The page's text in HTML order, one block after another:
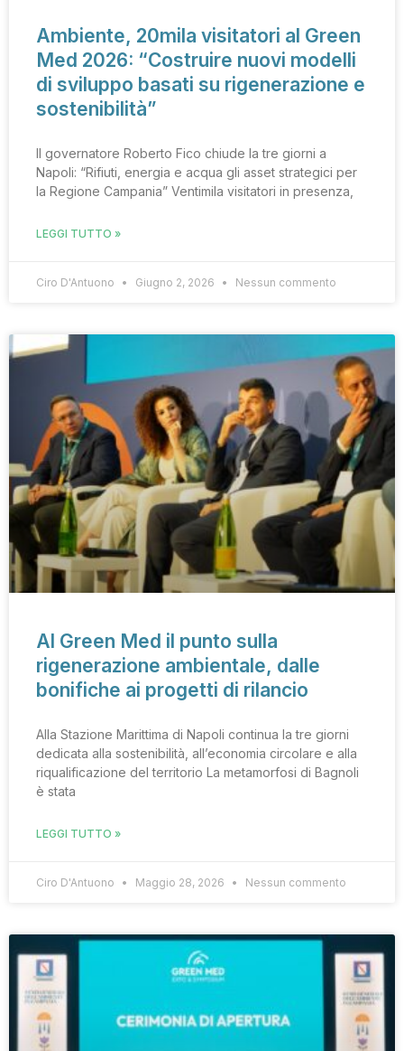
Ambiente, 20mila visitatori al Green
Med 2026: “Costruire nuovi modelli
di sviluppo basati su rigenerazione e
sostenibilità”
Il governatore Roberto Fico chiude la tre giorni a
Napoli: “Rifiuti, energia e acqua gli asset strategici per
la Regione Campania” Ventimila visitatori in presenza,
LEGGI TUTTO »
Ciro D'Antuono Giugno 2, 2026 Nessun commento
Al Green Med il punto sulla
rigenerazione ambientale, dalle
bonifiche ai progetti di rilancio
Alla Stazione Marittima di Napoli continua la tre giorni
dedicata alla sostenibilità, all’economia circolare e alla
riqualificazione del territorio La metamorfosi di Bagnoli
è stata
LEGGI TUTTO »
Ciro D'Antuono Maggio 28, 2026 Nessun commento